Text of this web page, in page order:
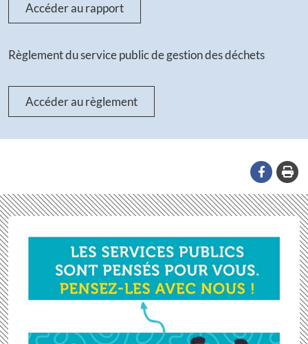
Accéder au rapport
Règlement du service public de gestion des déchets
Accéder au règlement